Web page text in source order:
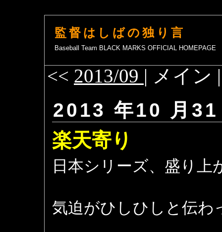
監督はしばの独り言
Baseball Team BLACK MARKS OFFICIAL HOMEPAGE
<< 2013/09 | メイン
2013 年10 月
楽天寄り
日本シリーズ、盛り上
気迫がひしひしと伝わ